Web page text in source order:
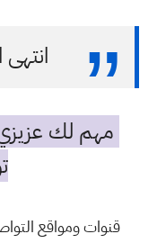
مهم لك عزيزي
قنوات ومواقع